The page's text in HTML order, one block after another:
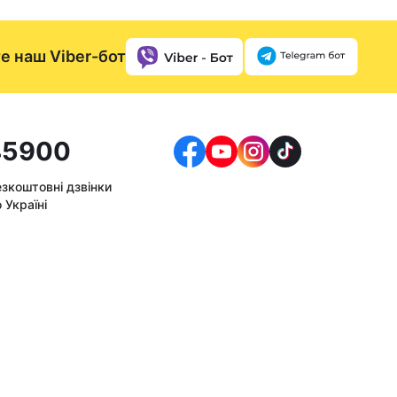
наш Viber-бот
5900
дзвінки
Україні